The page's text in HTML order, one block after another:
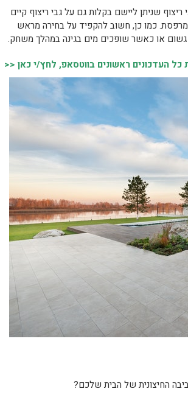
שניתן ליישם בקלות גם על גבי ריצוף קיים
כמו כן, חשוב להקפיד על בחירה מראש
או כאשר שופכים מים בגינה במהלך משחק.
העדכונים ראשונים בווטסאפ, לחץ/י כאן <<
החיצונית של הבית שלכם?